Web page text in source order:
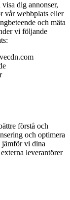
dig annonser,
vår webbplats eller
och mäta
vi följande
förstå och
och optimera
jämför vi dina
leverantörer